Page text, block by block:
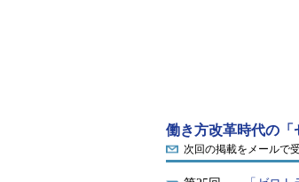
働き方改革時代の「
次回の掲載をメールで